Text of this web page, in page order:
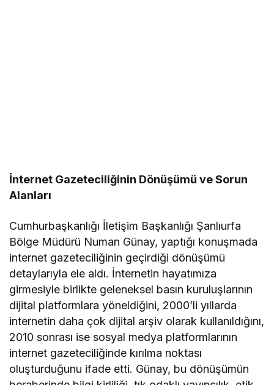
İnternet Gazeteciliğinin Dönüşümü ve Sorun
Alanları
Cumhurbaşkanlığı İletişim Başkanlığı Şanlıurfa
Bölge Müdürü Numan Günay, yaptığı konuşmada
internet gazeteciliğinin geçirdiği dönüşümü
detaylarıyla ele aldı. İnternetin hayatımıza
girmesiyle birlikte geleneksel basın kuruluşlarının
dijital platformlara yöneldiğini, 2000’li yıllarda
internetin daha çok dijital arşiv olarak kullanıldığını,
2010 sonrası ise sosyal medya platformlarının
internet gazeteciliğinde kırılma noktası
oluşturduğunu ifade etti. Günay, bu dönüşümün